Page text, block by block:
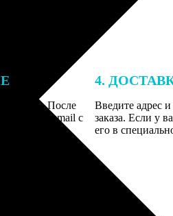
картой. После
на email с
заказ
4.
Введите адрес
заказа. Если у
его в